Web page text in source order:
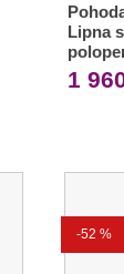
Lipna
1
-52 %